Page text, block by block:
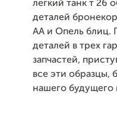
легкий танк т 26
деталей
АА и Опель блиц.
деталей в трех
запчастей,
все эти образцы,
нашего будущего